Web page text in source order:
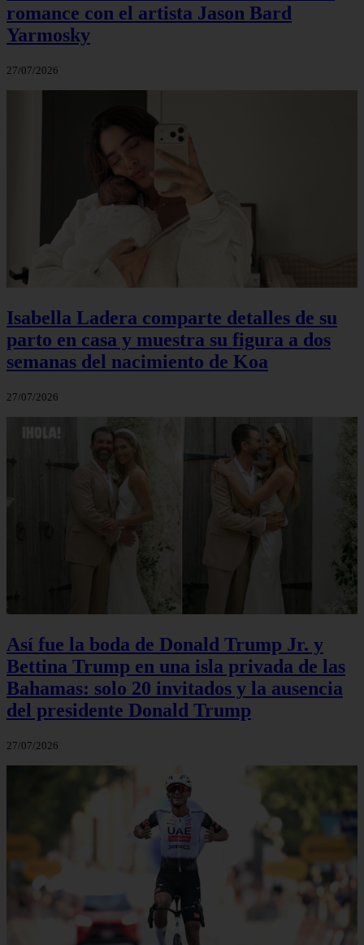
romance con el artista Jason Bard
Yarmosky
27/07/2026
Isabella Ladera comparte detalles de su
parto en casa y muestra su figura a dos
semanas del nacimiento de Koa
27/07/2026
Así fue la boda de Donald Trump Jr. y
Bettina Trump en una isla privada de las
Bahamas: solo 20 invitados y la ausencia
del presidente Donald Trump
27/07/2026